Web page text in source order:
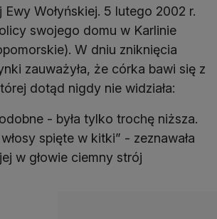
Wołyńskiej. 5 lutego 2002 r.
swojego domu w Karlinie
W dniu zniknięcia
zauważyła, że córka bawi się z
dotąd nigdy nie widziała:
- była tylko trochę niższa.
spięte w kitki” - zeznawała
w głowie ciemny strój